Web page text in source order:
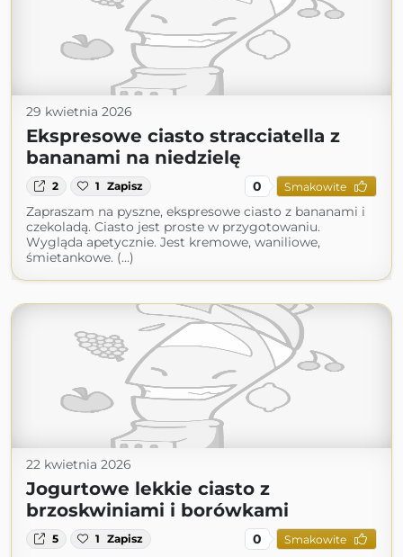
29 kwietnia 2026
Ekspresowe ciasto stracciatella z
bananami na niedzielę
2 1 Zapisz 0 Smakowite
Zapraszam na pyszne, ekspresowe ciasto z bananami i
czekoladą. Ciasto jest proste w przygotowaniu.
Wygląda apetycznie. Jest kremowe, waniliowe,
śmietankowe. (...)
22 kwietnia 2026
Jogurtowe lekkie ciasto z
brzoskwiniami i borówkami
5 1 Zapisz 0 Smakowite